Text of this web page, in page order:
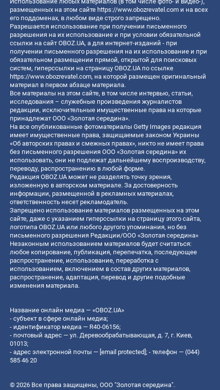
размещенных на этом сайте https://www.obozrevatel.com и на всех
его поддоменах, в любом виде строго запрещено.
Разрешается использование при получении письменного
разрешения на их использование и при условии обязательной
ссылки на сайт OBOZ.UA, а для интернет-изданий - при
получении письменного разрешения на их использование и при
обязательном размещении прямой, открытой для поисковых
систем, гиперссылки на страницу OBOZ.UA по ссылке
https://www.obozrevatel.com, на которой размещен оригинальный
материал в первом абзаце материала.
Все материалы на этом сайте, в том числе интервью, статьи,
исследования – служебные произведения журналистов
редакции, исключительные имущественные права на которые
принадлежат ООО «Золотая середина».
На все опубликованные фотоматериалы Getty Images редакция
имеет имущественные права, защищаемые законом Украины
«Об авторских правах и смежных правах», никто не имеет права
без письменного разрешения ООО «Золотая середина» их
использовать, они не подлежат дальнейшему воспроизводству,
переводу, распространению в любой форме.
Редакция OBOZ.UA может не разделять точку зрения,
изложенную в авторском материале. За достоверность
информации, размещенной в рекламных материалах,
ответственность несет рекламодатель.
Запрещено использование материалов размещенных на этом
сайте, даже с указанием гиперссылки на страницу этого сайта,
логотипа OBOZ.UA или любого другого упоминания, но без
письменного разрешения Редакции/ООО «Золотая середина»
Незаконным использованием материалов будет считаться:
любое копирование, публикация, перепечатка, последующее
распространение, использование, переработка с
использованием, включением в состав других материалов,
распространение, адаптация, перевод и другие подобные
изменения материала.
Название онлайн медиа — «OBOZ.UA»
- субъект в сфере онлайн медиа;
- идентификатор медиа — R40-06156;
- почтовый адрес — ул. Деревообрабатывающая, д. 7, г. Киев,
01013;
- адрес электронной почты — [email protected] ; - телефон — (044)
585 46 20
© 2026 Все права защищены, ООО "Золотая середина".